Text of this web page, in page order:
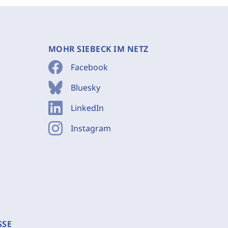
MOHR SIEBECK IM NETZ
Facebook
Bluesky
LinkedIn
Instagram